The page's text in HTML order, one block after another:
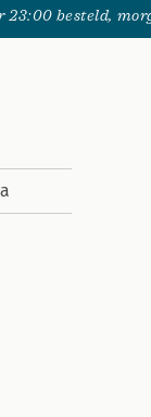
23:00 besteld,